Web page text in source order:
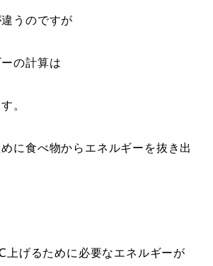
うのですが
の計算は
。
に食べ物からエネルギーを抜き出
上げるために必要なエネルギーが